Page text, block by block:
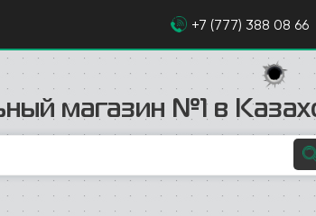
+7 (777) 388 08 66
магазин №1 в